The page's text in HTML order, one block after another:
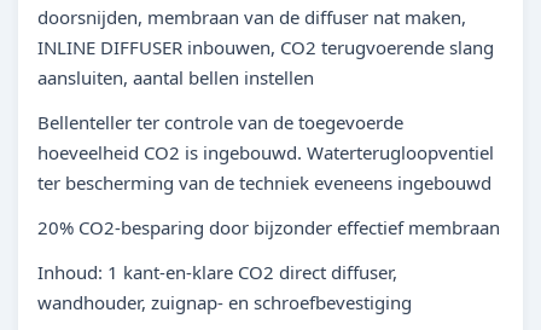
doorsnijden, membraan van de diffuser nat maken,
INLINE DIFFUSER inbouwen, CO2 terugvoerende slang
aansluiten, aantal bellen instellen
Bellenteller ter controle van de toegevoerde
hoeveelheid CO2 is ingebouwd. Waterterugloopventiel
ter bescherming van de techniek eveneens ingebouwd
20% CO2-besparing door bijzonder effectief membraan
Inhoud: 1 kant-en-klare CO2 direct diffuser,
wandhouder, zuignap- en schroefbevestiging